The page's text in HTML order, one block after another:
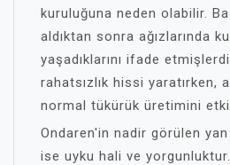
kuruluğuna neden olabilir.
aldıktan sonra ağızlarında
yaşadıklarını ifade
rahatsızlık hissi yaratırken,
normal tükürük üretimini
Ondaren'in nadir görülen
ise uyku hali ve yorgunluktur.